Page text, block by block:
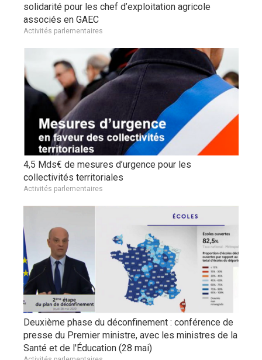
solidarité pour les chef d’exploitation agricole
associés en GAEC
Activités parlementaires
4,5 Mds€ de mesures d’urgence pour les
collectivités territoriales
Activités parlementaires
Deuxième phase du déconfinement : conférence de
presse du Premier ministre, avec les ministres de la
Santé et de l'Éducation (28 mai)